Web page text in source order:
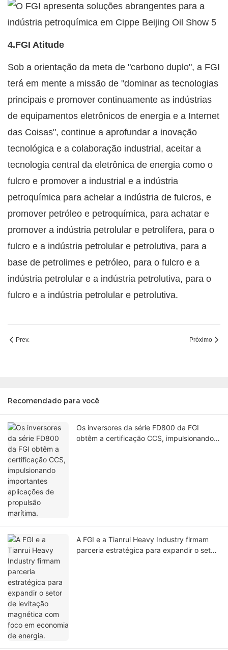
4.FGI Atitude
Sob a orientação da meta de "carbono duplo", a FGI
terá em mente a missão de "dominar as tecnologias
principais e promover continuamente as indústrias
de equipamentos eletrônicos de energia e a Internet
das Coisas", continue a aprofundar a inovação
tecnológica e a colaboração industrial, aceitar a
tecnologia central da eletrônica de energia como o
fulcro e promover a industrial e a indústria
petroquímica para achelar a indústria de fulcros, e
promover petróleo e petroquímica, para achatar e
promover a indústria petrolular e petrolífera, para o
fulcro e a indústria petrolular e petrolutiva, para a
base de petrolimes e petróleo, para o fulcro e a
indústria petrolular e a indústria petrolutiva, para o
fulcro e a indústria petrolular e petrolutiva.
Prev. Próximo
Recomendado para você
Os inversores da série FD800 da FGI
obtêm a certificação CCS, impulsionando
A FGI e a Tianrui Heavy Industry firmam
parceria estratégica para expandir o setor